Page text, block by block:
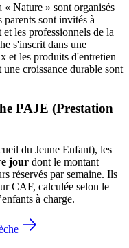
« Nature » sont organisés
sont invités à
les professionnels de la
s'inscrit dans une
et les produits d'entretien
croissance durable sont
PAJE (Prestation
du Jeune Enfant), les
jour dont le montant
réservés par semaine. Ils
CAF, calculée selon le
à charge.